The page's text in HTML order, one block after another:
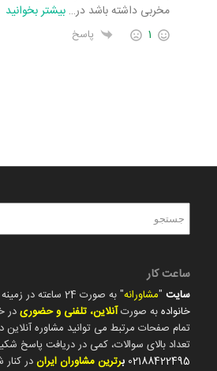
مخربی داشته باشد در… بیشتر بخوانید
1 پاسخ
ساعت کار
سایت"مشاورانه" به صورت 24 ساعته در زمینه های
خانوادهبه صورتآنلاین، تلفنی و حضوریدر
تمام صفحات مرتبط می توانید مشاوره آنلاین
تعداد بالای سوالات، کمی در دریافت پاسخ
02188422495 برترین مشاوران ایراندر